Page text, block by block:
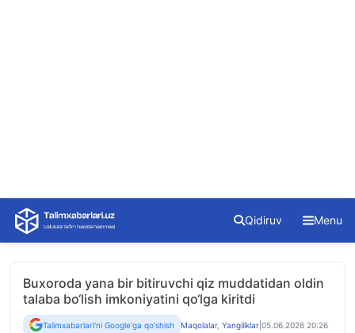
Skip
content
Qidiruv Menu
Buxoroda yana bir bitiruvchi qiz muddatidan oldin
talaba bo‘lish imkoniyatini qo‘lga kiritdi
Talimxabarlari'ni Google'ga qo'shish Maqolalar, Yangiliklar 05.06.2026 20:26